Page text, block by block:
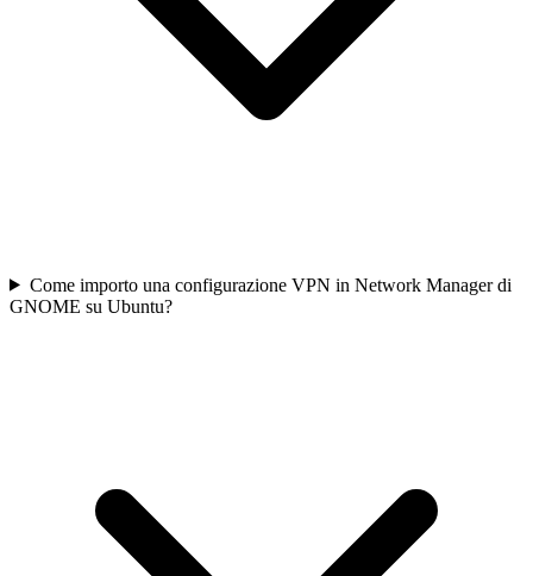
Come importo una configurazione VPN in Network Manager di
GNOME su Ubuntu?